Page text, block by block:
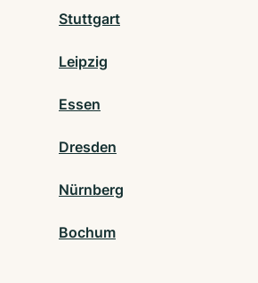
Stuttgart
Leipzig
Essen
Dresden
Nürnberg
Bochum